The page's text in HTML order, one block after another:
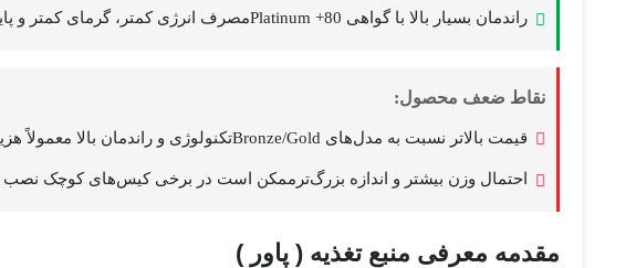
راندمان بسیار بالا با گواهی 80+ Platinumمصرف انرژی کمتر، گرمای کمتر و پایداری بیشتر در مقایسه با Bronze و Gold
نقاط ضعف محصول:
قیمت بالاتر نسبت به مدل‌های Bronze/Goldتکنولوژی و راندمان بالا معمولاً هزینه بیشتری دارد
احتمال وزن بیشتر و اندازه بزرگ‌ترممکن است در برخی کیس‌های کوچک نصب
مقدمه معرفی منبع تغذیه ( پاور )